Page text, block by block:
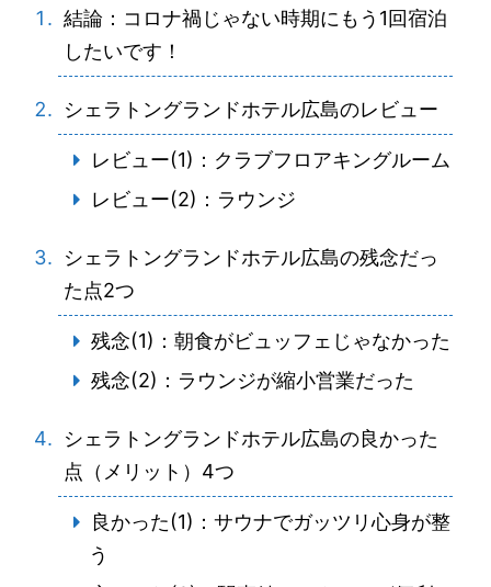
結論：コロナ禍じゃない時期にもう1回宿泊
したいです！
シェラトングランドホテル広島のレビュー
レビュー(1)：クラブフロアキングルーム
レビュー(2)：ラウンジ
シェラトングランドホテル広島の残念だっ
た点2つ
残念(1)：朝食がビュッフェじゃなかった
残念(2)：ラウンジが縮小営業だった
シェラトングランドホテル広島の良かった
点（メリット）4つ
良かった(1)：サウナでガッツリ心身が整
う